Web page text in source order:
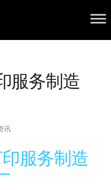
服务制造
讯
服务制造